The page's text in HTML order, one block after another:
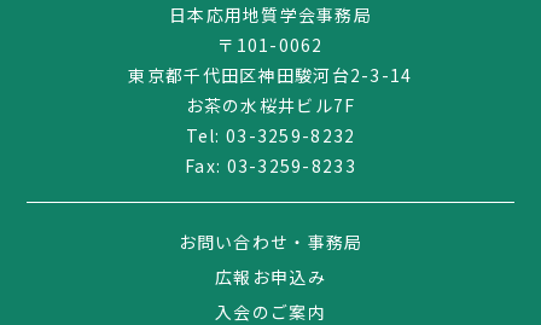
日本応用地質学会事務局
〒101-0062
東京都千代田区神田駿河台2-3-14
お茶の水桜井ビル7F
Tel:03-3259-8232
Fax: 03-3259-8233
お問い合わせ・事務局
広報お申込み
入会のご案内